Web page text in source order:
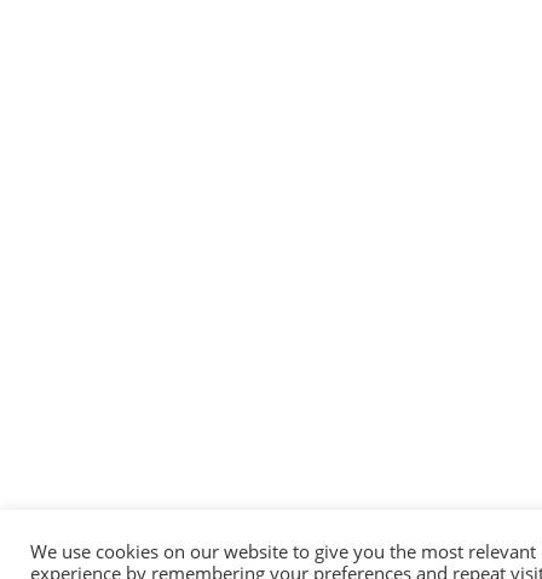
We use cookies on our website to give you the most relevant
experience by remembering your preferences and repeat